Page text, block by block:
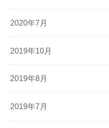
2020年7月
2019年10月
2019年8月
2019年7月